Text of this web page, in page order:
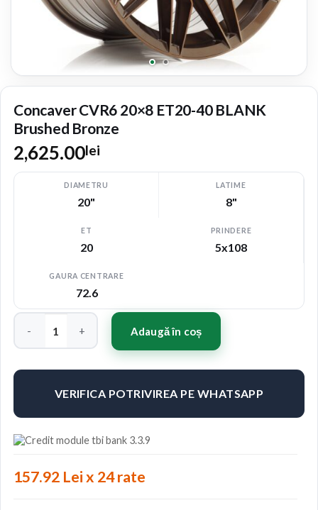
Concaver CVR6 20×8 ET20-40 BLANK
Brushed Bronze
2,625.00lei
DIAMETRU
20"
LATIME
8"
ET
20
PRINDERE
5x108
GAURA CENTRARE
72.6
Cantitate Concaver CVR6 20x8 ET20-40 BLANK Brushed
Adaugă în coș
VERIFICA POTRIVIREA PE WHATSAPP
157.92 Lei x 24 rate